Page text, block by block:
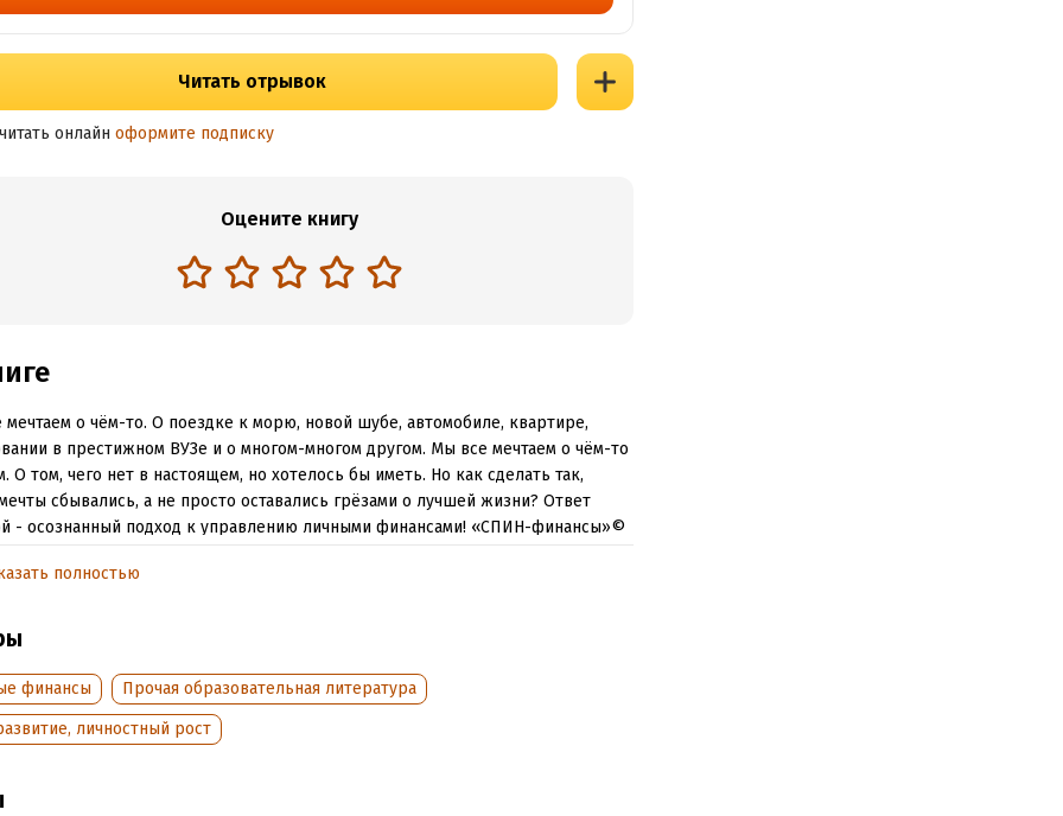
Читать отрывок
онлайн оформите подписку
Оцените книгу
о чём-то. О поездке к морю, новой шубе, автомобиле, квартире,
в престижном ВУЗе и о многом-многом другом. Мы все мечтаем о чём-то
О том, чего нет в настоящем, но хотелось бы иметь. Но как сделать так,
сбывались, а не просто оставались грёзами о лучшей жизни? Ответ
- осознанный подход к управлению личными финансами! «СПИН-финансы»©
просто. Но совсем не так, как вы думаете...
информация
1 января 2018
517304
Время на чтение:
полностью
финансы
Прочая образовательная литература
личностный рост